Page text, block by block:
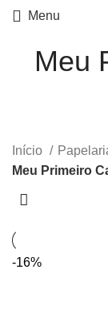
Menu
Meu
Início
Meu Primeiro
-16%